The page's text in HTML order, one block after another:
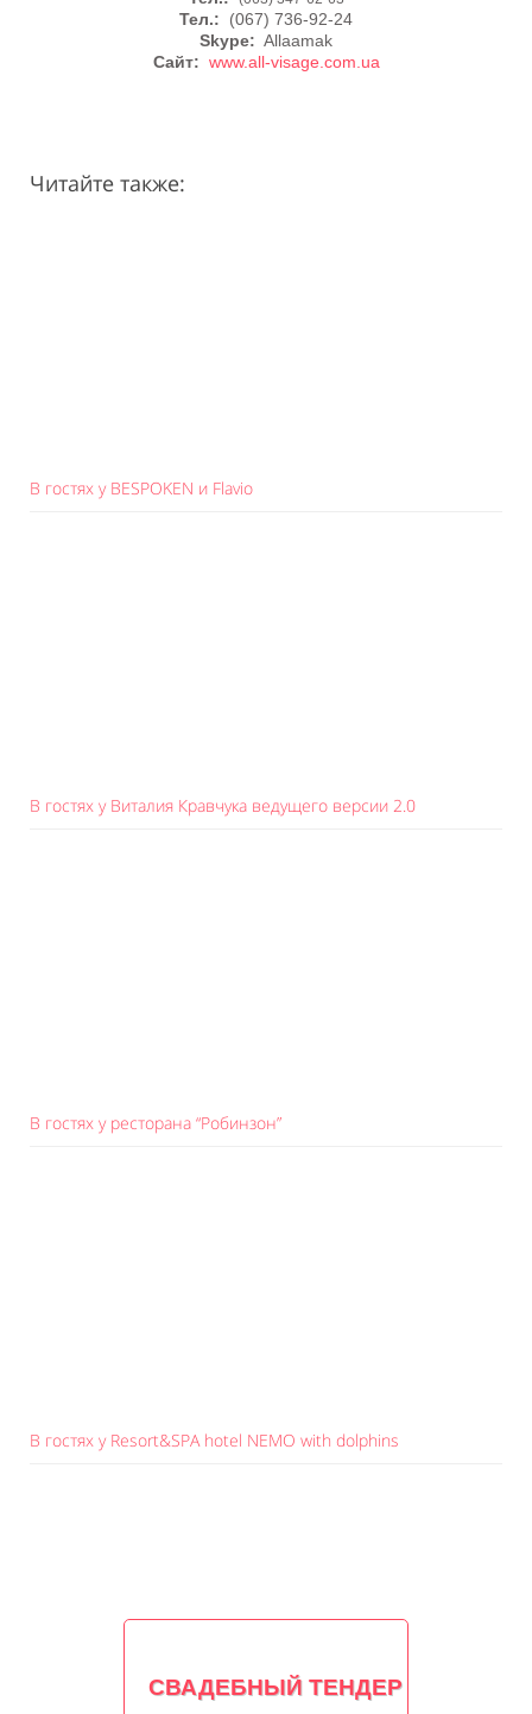
Тел.: (067) 736-92-24
Skype: Allaamak
Сайт: www.all-visage.com.ua
Читайте также:
В гостях у BESPOKEN и Flavio
В гостях у Виталия Кравчука ведущего версии 2.0
В гостях у ресторана “Робинзон”
В гостях у Resort&SPA hotel NEMO with dolphins
СВАДЕБНЫЙ ТЕНДЕР